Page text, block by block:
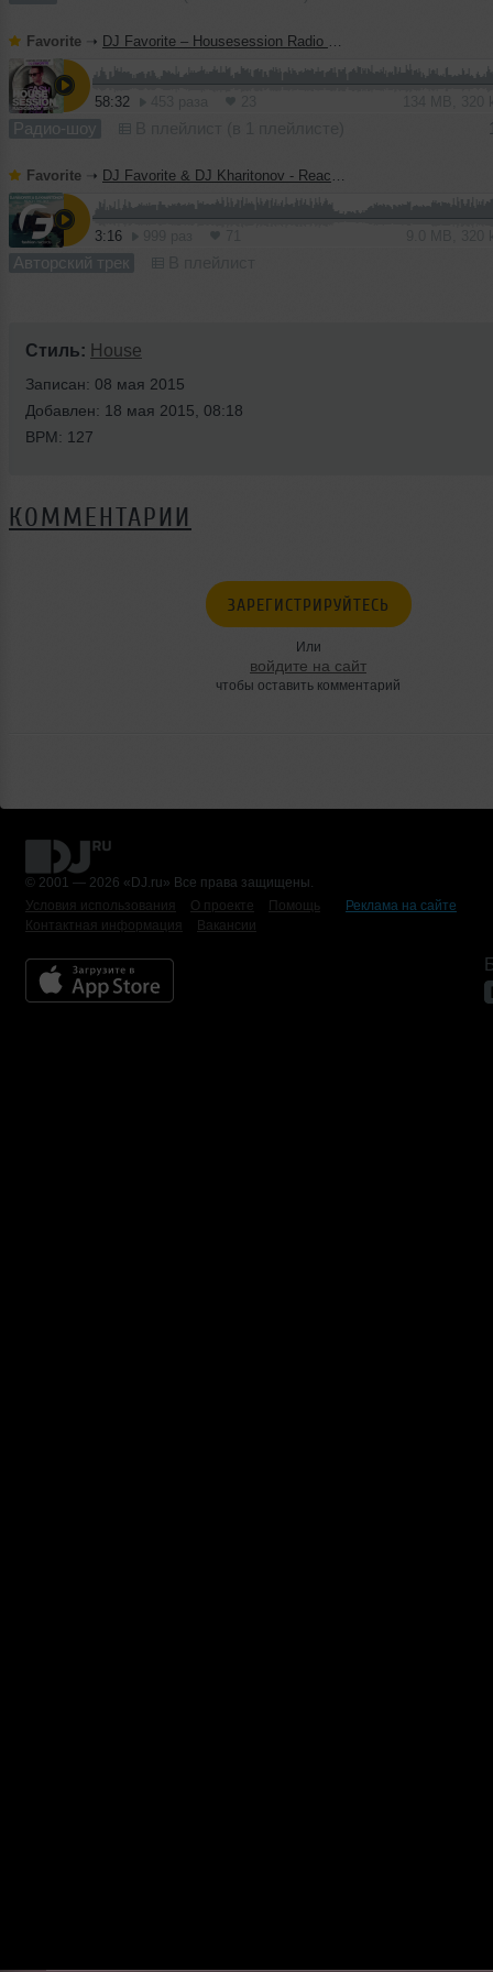
Favorite ➝ DJ Favorite – Housesession Radio Show #1021
58:32
Радио-шоу
Favorite ➝ DJ Favorite & DJ Kharitonov - Reach The Sky (Radio Edit)
3:16
Авторский трек
Стиль: House
Записан: 08 мая 2015
Добавлен: 18 мая 2015, 08:18
BPM: 127
КОММЕНТАРИИ
ЗАРЕГИСТРИРУЙТЕСЬ
Или
войдите на сайт
чтобы оставить комментарий
© 2001 — 2026 «DJ.ru» Все права защищены.
Условия использования
О проекте Помощь
Реклама на сайте
Контактная информация
Вакансии